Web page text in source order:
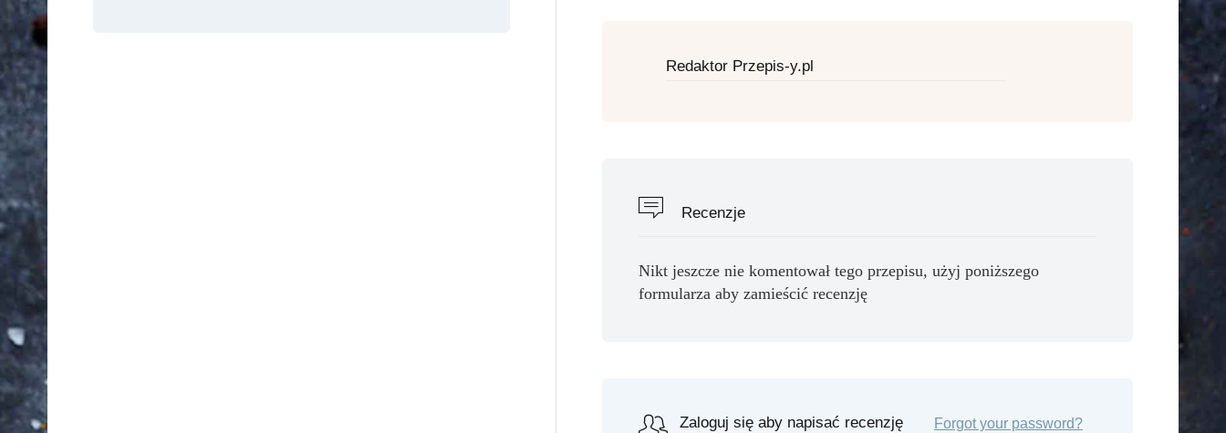
Redaktor Przepis-y.pl
Recenzje
Nikt jeszcze nie komentował tego przepisu, użyj poniższego
formularza aby zamieścić recenzję
Zaloguj się aby napisać recenzję Forgot your password?